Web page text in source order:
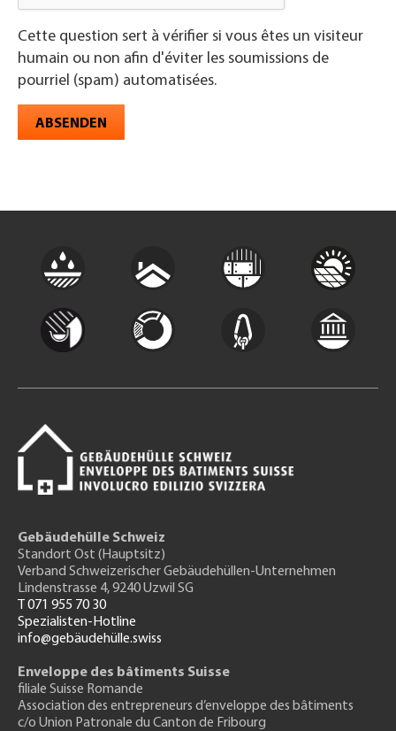
Cette question sert à vérifier si vous êtes un visiteur
humain ou non afin d'éviter les soumissions de
pourriel (spam) automatisées.
ABSENDEN
Gebäudehülle Schweiz
Standort Ost (Hauptsitz)
Verband Schweizerischer Gebäudehüllen-Unternehmen
Lindenstrasse 4, 9240 Uzwil SG
T 071 955 70 30
Spezialisten-Hotline
info@gebäudehülle.swiss
Enveloppe des bâtiments Suisse
filiale Suisse Romande
Association des entrepreneurs d’enveloppe des bâtiments
c/o Union Patronale du Canton de Fribourg